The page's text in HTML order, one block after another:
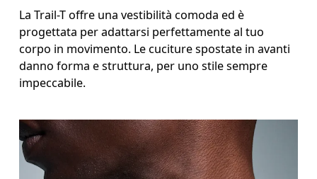
La Trail-T offre una vestibilità comoda ed è
progettata per adattarsi perfettamente al tuo
corpo in movimento. Le cuciture spostate in avanti
danno forma e struttura, per uno stile sempre
impeccabile.